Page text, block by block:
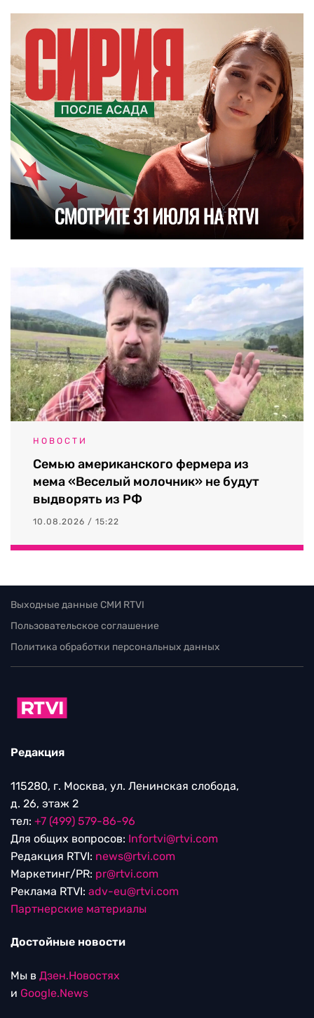
НОВОСТИ
Семью американского фермера из
мема «Веселый молочник» не будут
выдворять из РФ
10.08.2026 / 15:22
Выходные данные СМИ RTVI
Пользовательское соглашение
Политика обработки персональных данных
Редакция
115280, г. Москва, ул. Ленинская слобода,
д. 26, этаж 2
тел: +7 (499) 579-86-96
Для общих вопросов: Infortvi@rtvi.com
Редакция RTVI: news@rtvi.com
Маркетинг/PR: pr@rtvi.com
Реклама RTVI: adv-eu@rtvi.com
Партнерские материалы
Достойные новости
Мы в Дзен.Новостях
и Google.News